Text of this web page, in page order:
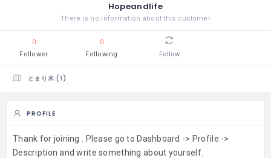
Hopeandlife
There is no information about this customer
0
Follower
0
Following
Follow
とまり木 (1)
PROFILE
Thank for joining . Please go to Dashboard -> Profile ->
Description and write something about yourself.